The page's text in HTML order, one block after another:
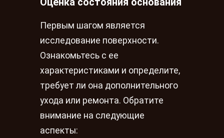
Первым шагом является
исследование поверхности.
Ознакомьтесь с ее
характеристиками и определите,
требует ли она дополнительного
ухода или ремонта. Обратите
внимание на следующие
аспекты: